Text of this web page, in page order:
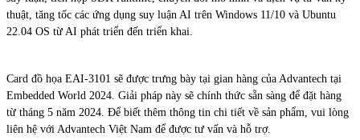
thuật, tăng tốc các ứng dụng suy luận AI trên Windows 11/10 và Ubuntu
22.04 OS từ AI phát triển đến triển khai.
Card đồ họa EAI-3101 sẽ được trưng bày tại gian hàng của Advantech tại
Embedded World 2024. Giải pháp này sẽ chính thức sẵn sàng để đặt hàng
từ tháng 5 năm 2024. Để biết thêm thông tin chi tiết về sản phẩm, vui lòng
liên hệ với Advantech Việt Nam để được tư vấn và hỗ trợ.